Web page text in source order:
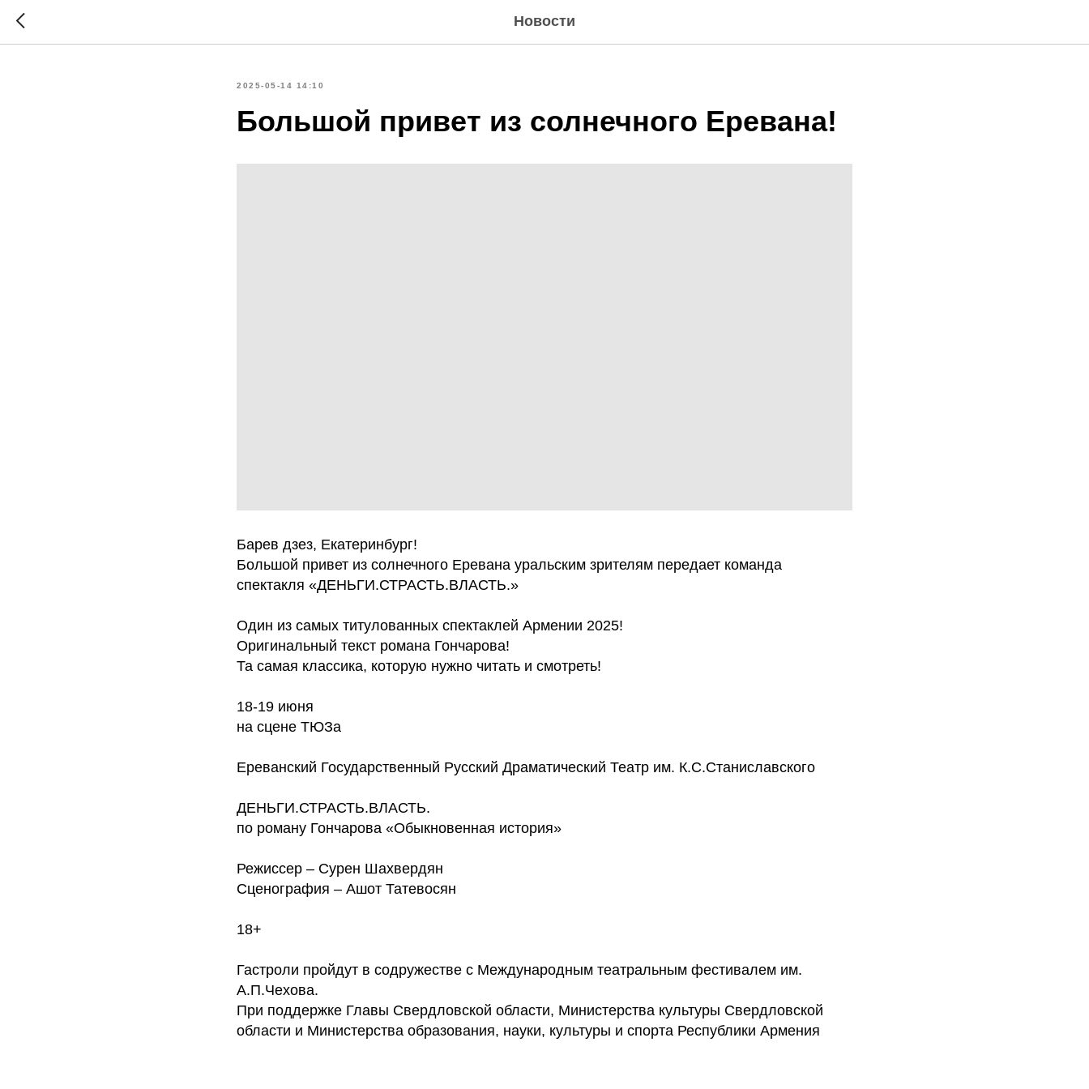
Новости
2025-05-14 14:10
Большой привет из солнечного Еревана!
Барев дзез, Екатеринбург!
Большой привет из солнечного Еревана уральским зрителям передает команда
спектакля «ДЕНЬГИ.СТРАСТЬ.ВЛАСТЬ.»
Один из самых титулованных спектаклей Армении 2025!
Оригинальный текст романа Гончарова!
Та самая классика, которую нужно читать и смотреть!
18-19 июня
на сцене ТЮЗа
Ереванский Государственный Русский Драматический Театр им. К.С.Станиславского
ДЕНЬГИ.СТРАСТЬ.ВЛАСТЬ.
по роману Гончарова «Обыкновенная история»
Режиссер – Сурен Шахвердян
Сценография – Ашот Татевосян
18+
Гастроли пройдут в содружестве с Международным театральным фестивалем им.
А.П.Чехова.
При поддержке Главы Свердловской области, Министерства культуры Свердловской
области и Министерства образования, науки, культуры и спорта Республики Армения